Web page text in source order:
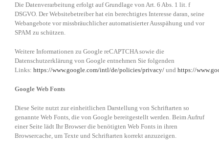
Die Datenverarbeitung erfolgt auf Grundlage von Art. 6 Abs. 1 lit. f
DSGVO. Der Websitebetreiber hat ein berechtigtes Interesse daran, seine
Webangebote vor missbräuchlicher automatisierter Ausspähung und vor
SPAM zu schützen.
Weitere Informationen zu Google reCAPTCHA sowie die
Datenschutzerklärung von Google entnehmen Sie folgenden
Links: https://www.google.com/intl/de/policies/privacy/ und https://
Google Web Fonts
Diese Seite nutzt zur einheitlichen Darstellung von Schriftarten so
genannte Web Fonts, die von Google bereitgestellt werden. Beim Aufruf
einer Seite lädt Ihr Browser die benötigten Web Fonts in ihren
Browsercache, um Texte und Schriftarten korrekt anzuzeigen.